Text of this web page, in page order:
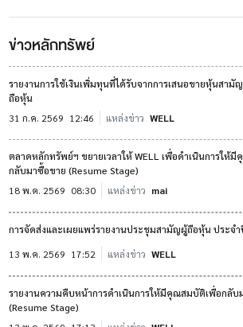
ข่าวหลักทรัพย์
รายงานการใช้เงินเพิ่มทุนที่ได้รับจากการเสนอขายหุ้นสามั
ถือหุ้น
31 ก.ค. 2569 12:46 แหล่งข่าว WELL
ตลาดหลักทรัพย์ฯ ขยายเวลาให้ WELL เพื่อดำเนินการให้
กลับมาซื้อขาย (Resume Stage)
18 พ.ค. 2569 08:30 แหล่งข่าว mai
การจัดส่งและเผยแพร่รายงานประชุมสามัญผู้ถือหุ้น ประจำ
13 พ.ค. 2569 17:52 แหล่งข่าว WELL
รายงานความคืบหน้าการดำเนินการให้มีคุณสมบัติเพื่อกลับ
(Resume Stage)